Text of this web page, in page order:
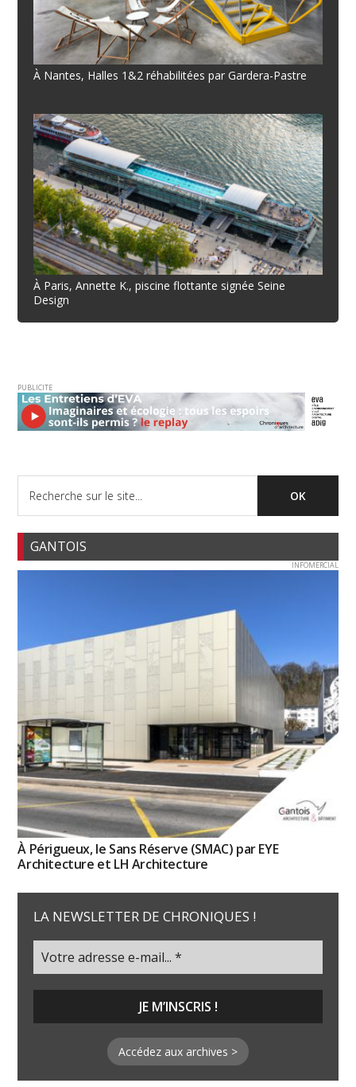
À Nantes, Halles 1&2 réhabilitées par Gardera-Pastre
À Paris, Annette K., piscine flottante signée Seine
Design
PUBLICITE
GANTOIS
INFOMERCIAL
À Périgueux, le Sans Réserve (SMAC) par EYE
Architecture et LH Architecture
LA NEWSLETTER DE CHRONIQUES !
Accédez aux archives >